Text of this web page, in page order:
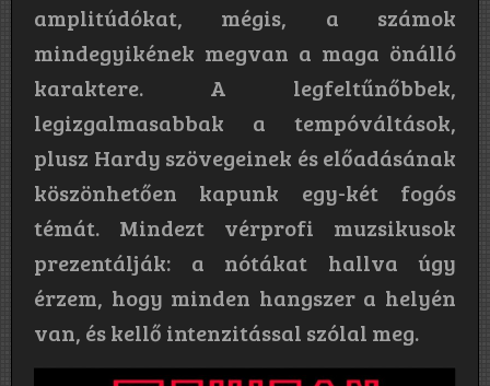
amplitúdókat, mégis, a számok
mindegyikének megvan a maga önálló
karaktere. A legfeltűnőbbek,
legizgalmasabbak a tempóváltások,
plusz Hardy szövegeinek és előadásának
köszönhetően kapunk egy-két fogós
témát. Mindezt vérprofi muzsikusok
prezentálják: a nótákat hallva úgy
érzem, hogy minden hangszer a helyén
van, és kellő intenzitással szólal meg.